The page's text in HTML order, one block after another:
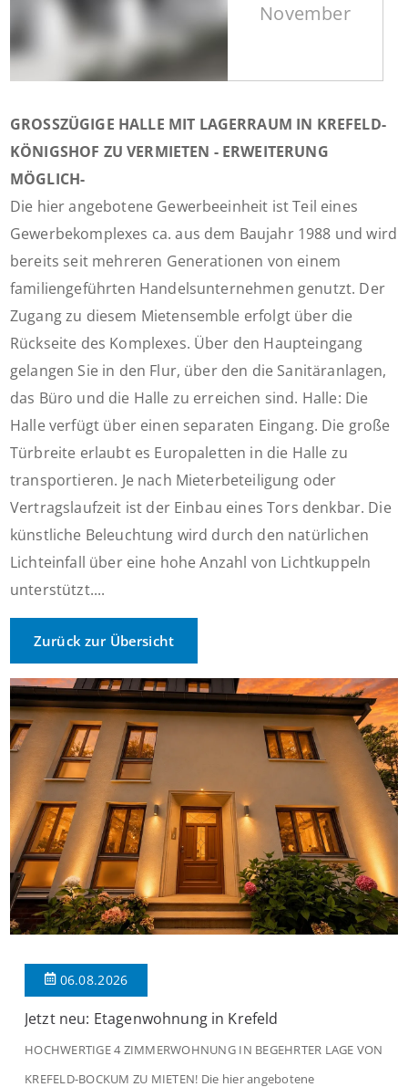
November
GROSSZÜGIGE HALLE MIT LAGERRAUM IN KREFELD-
KÖNIGSHOF ZU VERMIETEN - ERWEITERUNG
MÖGLICH-
Die hier angebotene Gewerbeeinheit ist Teil eines
Gewerbekomplexes ca. aus dem Baujahr 1988 und wird
bereits seit mehreren Generationen von einem
familiengeführten Handelsunternehmen genutzt. Der
Zugang zu diesem Mietensemble erfolgt über die
Rückseite des Komplexes. Über den Haupteingang
gelangen Sie in den Flur, über den die Sanitäranlagen,
das Büro und die Halle zu erreichen sind. Halle: Die
Halle verfügt über einen separaten Eingang. Die große
Türbreite erlaubt es Europaletten in die Halle zu
transportieren. Je nach Mieterbeteiligung oder
Vertragslaufzeit ist der Einbau eines Tors denkbar. Die
künstliche Beleuchtung wird durch den natürlichen
Lichteinfall über eine hohe Anzahl von Lichtkuppeln
unterstützt....
Zurück zur Übersicht
06.08.2026
Jetzt neu: Etagenwohnung in Krefeld
HOCHWERTIGE 4 ZIMMERWOHNUNG IN BEGEHRTER LAGE VON
KREFELD-BOCKUM ZU MIETEN! Die hier angebotene